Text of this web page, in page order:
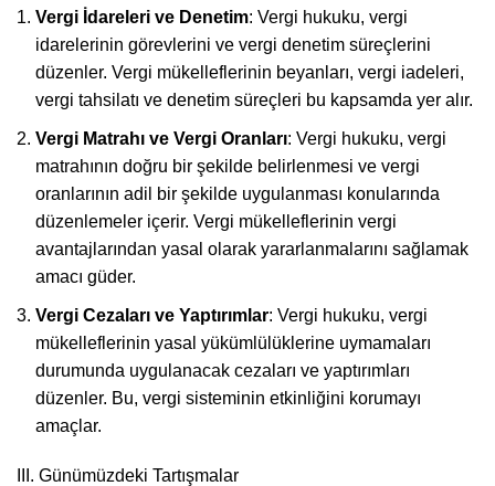
Vergi İdareleri ve Denetim: Vergi hukuku, vergi
idarelerinin görevlerini ve vergi denetim süreçlerini
düzenler. Vergi mükelleflerinin beyanları, vergi iadeleri,
vergi tahsilatı ve denetim süreçleri bu kapsamda yer alır.
Vergi Matrahı ve Vergi Oranları: Vergi hukuku, vergi
matrahının doğru bir şekilde belirlenmesi ve vergi
oranlarının adil bir şekilde uygulanması konularında
düzenlemeler içerir. Vergi mükelleflerinin vergi
avantajlarından yasal olarak yararlanmalarını sağlamak
amacı güder.
Vergi Cezaları ve Yaptırımlar: Vergi hukuku, vergi
mükelleflerinin yasal yükümlülüklerine uymamaları
durumunda uygulanacak cezaları ve yaptırımları
düzenler. Bu, vergi sisteminin etkinliğini korumayı
amaçlar.
III. Günümüzdeki Tartışmalar